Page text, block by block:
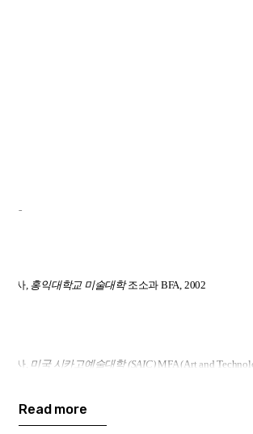
학사, 홍익대학교 미술대학조소과 BFA, 2002
석사, 미국 시카고예술대학(SAIC)MFA (Art and
Read more